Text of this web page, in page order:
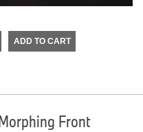
ADD TO CART
Front